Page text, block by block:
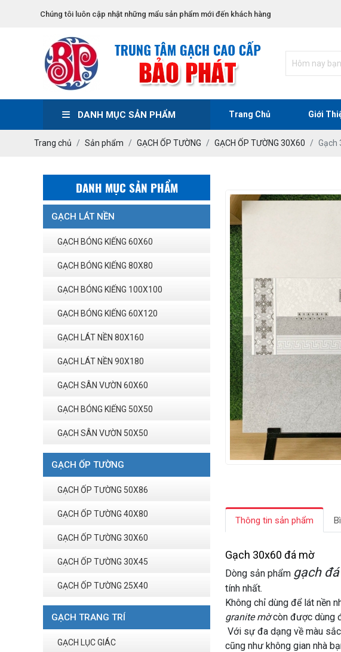
Chúng tôi luôn cập nhật những mẩu sản phẩm mới đến khách hàng
DANH MỤC SẢN PHẨM Trang Chủ Giới
Trang chủ Sản phẩm GẠCH ỐP TƯỜNG GẠCH ỐP TƯỜNG 30X60 Gạch
DANH MỤC SẢN PHẨM
GẠCH LÁT NỀN
GẠCH BÓNG KIẾNG 60X60
GẠCH BÓNG KIẾNG 80X80
GẠCH BÓNG KIẾNG 100X100
GẠCH BÓNG KIẾNG 60X120
GẠCH LÁT NỀN 80X160
GẠCH LÁT NỀN 90X180
GẠCH SÂN VƯỜN 60X60
GẠCH BÓNG KIẾNG 50X50
GẠCH SÂN VƯỜN 50X50
GẠCH ỐP TƯỜNG
GẠCH ỐP TƯỜNG 50X86
GẠCH ỐP TƯỜNG 40X80
GẠCH ỐP TƯỜNG 30X60
GẠCH ỐP TƯỜNG 30X45
GẠCH ỐP TƯỜNG 25X40
GẠCH TRANG TRÍ
GẠCH LỤC GIÁC
Thông tin sản phẩm
Gạch 30x60 đá mờ
Dòng sản phẩm gạch
tính nhất.
Không chỉ dùng để lát nền
granite mờcòn được dùng
Với sự đa dạng về màu
cũng như không gian nhà